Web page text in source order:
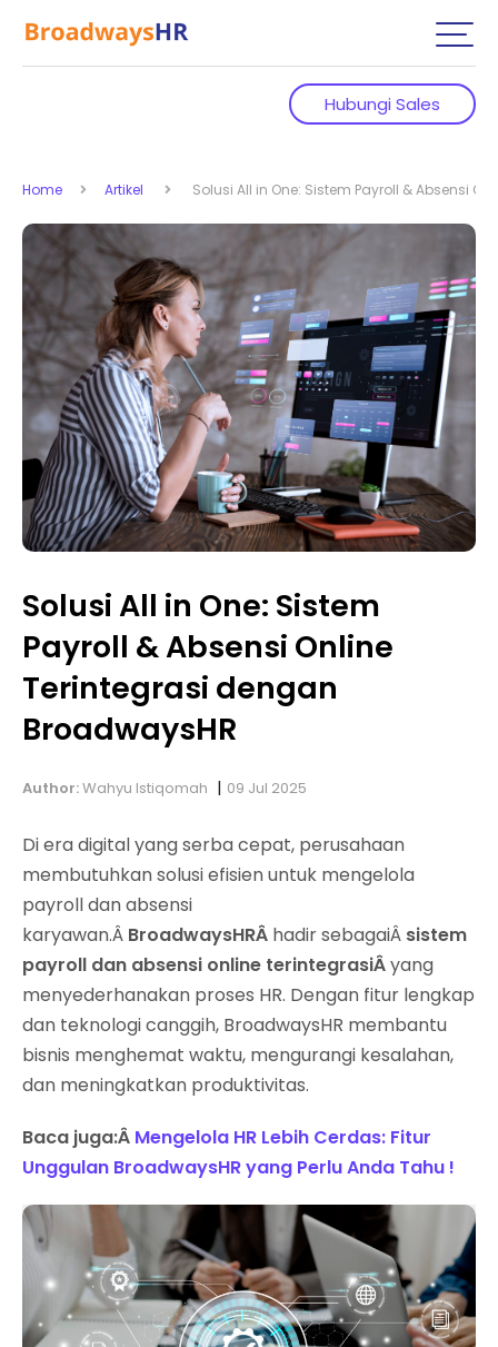
Hubungi Sales
Home Artikel Solusi All in One: Sistem Payroll & Absensi
Solusi All in One: Sistem
Payroll & Absensi Online
Terintegrasi dengan
BroadwaysHR
Author:Wahyu Istiqomah | 09 Jul 2025
Di era digital yang serba cepat, perusahaan
membutuhkan solusi efisien untuk mengelola
payroll dan absensi
karyawan.Â BroadwaysHRÂ hadir sebagaiÂ sistem
payroll dan absensi online terintegrasiÂyang
menyederhanakan proses HR. Dengan fitur lengkap
dan teknologi canggih, BroadwaysHR membantu
bisnis menghemat waktu, mengurangi kesalahan,
dan meningkatkan produktivitas.
Baca juga:Â Mengelola HR Lebih Cerdas: Fitur
Unggulan BroadwaysHR yang Perlu Anda Tahu !